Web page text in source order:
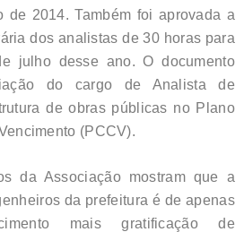
de 2014. Também foi aprovada a
dos analistas de 30 horas para
julho desse ano. O documento
do cargo de Analista de
de obras públicas no Plano
(PCCV).
da Associação mostram que a
da prefeitura é de apenas
mais gratificação de